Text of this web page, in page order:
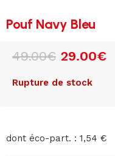
Pouf Navy Bleu
49.00€ 29.00€
Rupture de stock
dont éco-part. : 1,54 €